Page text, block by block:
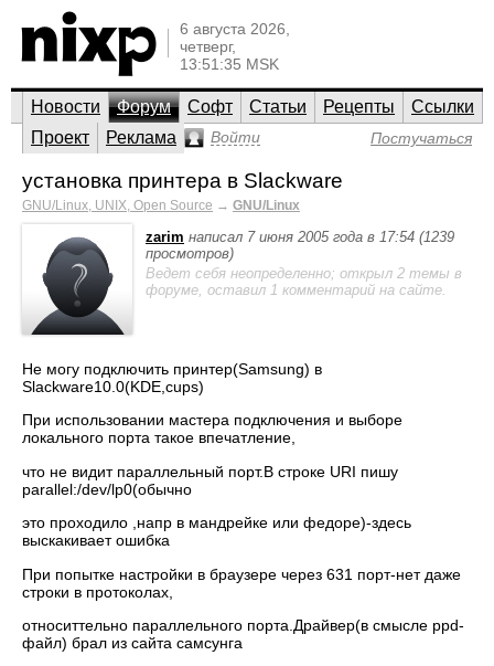
6 августа 2026,
четверг,
13:51:35 MSK
Новости Форум Софт Статьи Рецепты
Ссылки
Проект
Реклама Войти Постучаться
установка принтера в Slackware
GNU/Linux, UNIX, Open Source → GNU/Linux
zarim написал 7 июня 2005 года в 17:54 (1239
просмотров)
Ведет себя неопределенно; открыл 2 темы в
форуме, оставил 1 комментарий на сайте.
Не могу подключить принтер(Samsung) в
Slackware10.0(KDE,cups)
При использовании мастера подключения и выборе
локального порта такое впечатление,
что не видит параллельный порт.В строке URI пишу
parallel:/dev/lp0(обычно
это проходило ,напр в мандрейке или федоре)-здесь
выскакивает ошибка
При попытке настройки в браузере через 631 порт-нет даже
строки в протоколах,
относиттельно параллельного порта.Драйвер(в смысле ppd-
файл) брал из сайта самсунга